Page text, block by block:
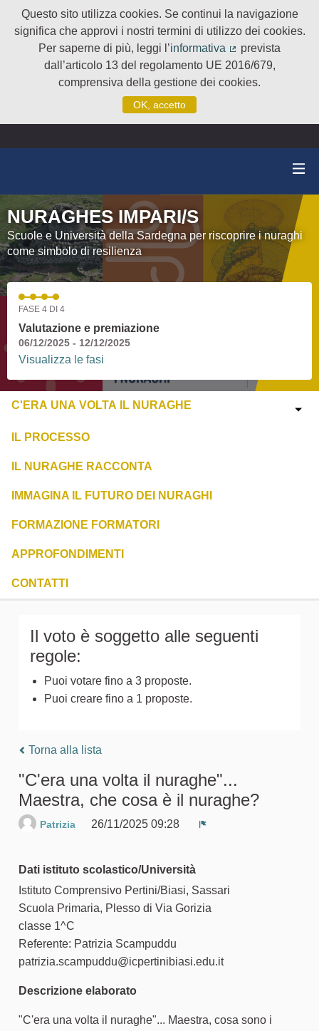
Questo sito utilizza cookies. Se continui la navigazione
significa che approvi i nostri termini di utilizzo dei cookies.
Per saperne di più, leggi l’informativa
(Collegamento
prevista
dall’articolo 13 del regolamento UE 2016/679,
comprensiva della gestione dei cookies.
OK, accetto
NURAGHES IMPARI/S
Scuole e Università della Sardegna per riscoprire i nuraghi
come simbolo di resilienza
FASE 4 DI 4
Valutazione e premiazione
06/12/2025 - 12/12/2025
Visualizza le fasi
C'ERA UNA VOLTA IL NURAGHE
IL PROCESSO
IL NURAGHE RACCONTA
IMMAGINA IL FUTURO DEI NURAGHI
FORMAZIONE FORMATORI
APPROFONDIMENTI
CONTATTI
Il voto è soggetto alle seguenti
regole:
Puoi votare fino a 3 proposte.
Puoi creare fino a 1 proposte.
Torna alla lista
"C'era una volta il nuraghe"...
Maestra, che cosa è il nuraghe?
Patrizia
26/11/2025 09:28
Dati istituto scolastico/Università
Istituto Comprensivo Pertini/Biasi, Sassari
Scuola Primaria, Plesso di Via Gorizia
classe 1^C
Referente: Patrizia Scampuddu
patrizia.scampuddu@icpertinibiasi.edu.it
Descrizione elaborato
"C'era una volta il nuraghe"... Maestra, cosa sono i